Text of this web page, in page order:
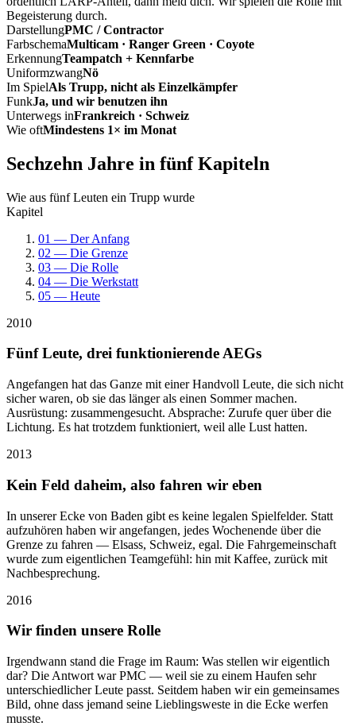
Begeisterung durch.
DarstellungPMC / Contractor
FarbschemaMulticam · Ranger Green · Coyote
ErkennungTeampatch + Kennfarbe
UniformzwangNö
Im SpielAls Trupp, nicht als Einzelkämpfer
FunkJa, und wir benutzen ihn
Unterwegs inFrankreich · Schweiz
Wie oftMindestens 1× im Monat
Sechzehn Jahre in fünf Kapiteln
Wie aus fünf Leuten ein Trupp wurde
Kapitel
01 — Der Anfang
02 — Die Grenze
03 — Die Rolle
04 — Die Werkstatt
05 — Heute
2010
Fünf Leute, drei funktionierende AEGs
Angefangen hat das Ganze mit einer Handvoll Leute, die sich nicht
sicher waren, ob sie das länger als einen Sommer machen.
Ausrüstung: zusammengesucht. Absprache: Zurufe quer über die
Lichtung. Es hat trotzdem funktioniert, weil alle Lust hatten.
2013
Kein Feld daheim, also fahren wir eben
In unserer Ecke von Baden gibt es keine legalen Spielfelder. Statt
aufzuhören haben wir angefangen, jedes Wochenende über die
Grenze zu fahren — Elsass, Schweiz, egal. Die Fahrgemeinschaft
wurde zum eigentlichen Teamgefühl: hin mit Kaffee, zurück mit
Nachbesprechung.
2016
Wir finden unsere Rolle
Irgendwann stand die Frage im Raum: Was stellen wir eigentlich
dar? Die Antwort war PMC — weil sie zu einem Haufen sehr
unterschiedlicher Leute passt. Seitdem haben wir ein gemeinsames
Bild, ohne dass jemand seine Lieblingsweste in die Ecke werfen
musste.